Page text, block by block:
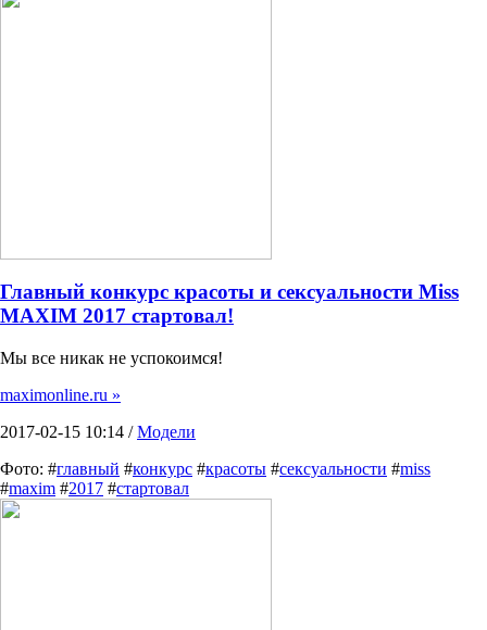
Главный конкурс красоты и сексуальности Miss
MAXIM 2017 стартовал!
Мы все никак не успокоимся!
maximonline.ru »
2017-02-15 10:14 /Модели
Фото: #главный #конкурс #красоты #сексуальности #miss
#maxim #2017 #стартовал